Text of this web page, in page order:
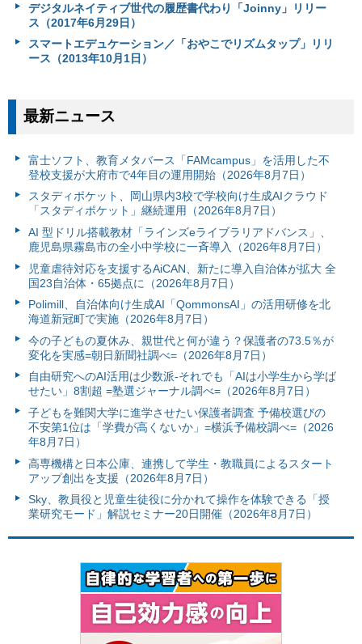
デジタルネイティブ世代の履歴書代わり「Joinny」リリー
ス（2017年6月29日）
スマートエデュケーション／「おやこでリズムタップ」リリ
ース（2013年10月1日）
最新ニュース
富⼠ソフト、教育メタバース「FAMcampus」を活用した不
登校支援が大府市で4年目の運用開始（2026年8月7日）
スタディポケット、岡山県内3校で学校向け生成AIクラウド
「スタディポケット」継続運用（2026年8月7日）
AI 型ドリル搭載教材「ラインズeライブラリアドバンス」、
鹿児島県霧島市の全小中学校に一斉導入（2026年8月7日）
児童虐待対応を支援するAiCAN、新たに導入自治体が拡大 全
国23自治体・65拠点に（2026年8月7日）
Polimill、自治体向け生成AI「QommonsAI」の活用研修を北
海道新冠町で実施（2026年8月7日）
今の子どもの夏休み、親世代と何が違う？保護者の73.5％が
変化を実感=朝日新聞社調べ=（2026年8月7日）
自由研究へのAI活用は少数派-それでも「AIは小学生から学ば
せたい」8割超 =塾選ジャーナル調べ=（2026年8月7日）
子どもを難関大学に進学させたい保護者調査 予備校選びの
不安第1位は「学費が高くないか」=横浜予備校調べ=（2026
年8月7日）
高専機構と日本公庫、連携して学生・教職員によるスタート
アップ創出を支援（2026年8月7日）
Sky、教員役と児童生徒役に分かれて操作を体験できる「授
業研究モード」解説セミナー20日開催（2026年8月7日）